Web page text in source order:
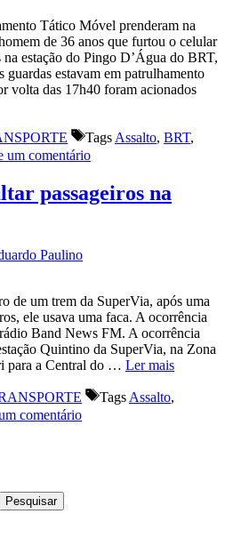
Tático Móvel prenderam na
de 36 anos que furtou o celular
estação do Pingo D’Água do BRT,
estavam em patrulhamento
volta das 17h40 foram acionados
Tags Assalto, BRT,
um comentário
passageiros na
Paulino
de um trem da SuperVia, após uma
ele usava uma faca. A ocorrência
Band News FM. A ocorrência
Quintino da SuperVia, na Zona
para a Central do … Ler mais
Tags Assalto,
comentário
Pesquisar